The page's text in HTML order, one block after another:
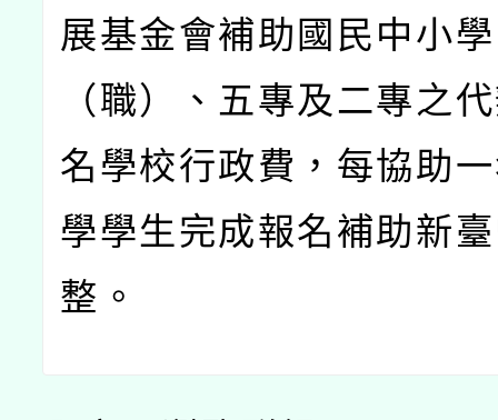
展基金會補助國民中小
（職）、五專及二專之
名學校行政費，每協助
學學生完成報名補助新
整。